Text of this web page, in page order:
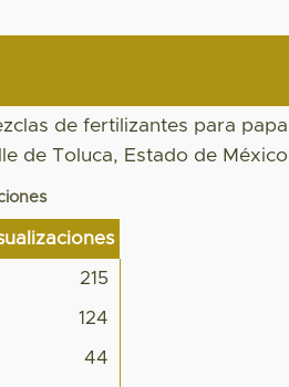
de fertilizantes para papa
de Toluca, Estado de México
215
124
44